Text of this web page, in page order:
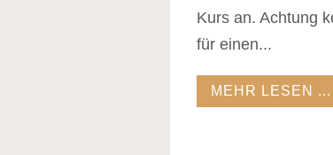
Kurs an. Achtung
für einen...
MEHR LESEN ...